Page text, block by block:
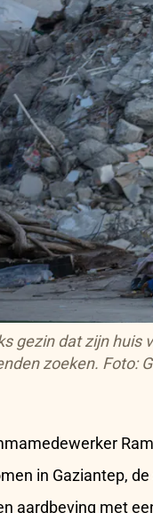
gezin dat zijn huis
zoeken. Foto:
in Gaziantep,
aardbeving met